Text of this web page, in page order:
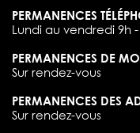
PERMANENCES
Lundi au vendredi 9h
PERMANENCES DE
Sur rendez-vous
PERMANENCES DES
Sur rendez-vous